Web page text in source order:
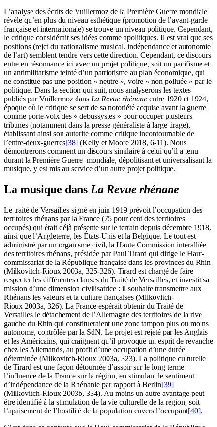
L’analyse des écrits de Vuillermoz de la Première Guerre mondiale
révèle qu’en plus du niveau esthétique (promotion de l’avant-garde
française et internationale) se trouve un niveau politique. Cependant,
le critique considérait ses idées comme apolitiques. Il est vrai que ses
positions (rejet du nationalisme musical, indépendance et autonomie
de l’art) semblent tendre vers cette direction. Cependant, ce discours
entre en résonnance ici avec un projet politique, soit un pacifisme et
un antimilitarisme teinté d’un patriotisme au plan économique, qui
ne constitue pas une position « neutre », voire « non polluée » par le
politique. Dans la section qui suit, nous analyserons les textes
publiés par Vuillermoz dans La Revue rhénane entre 1920 et 1924,
époque où le critique se sert de sa notoriété acquise avant la guerre
comme porte-voix des « debussystes » pour occuper plusieurs
tribunes (notamment dans la presse généraliste à large tirage),
établissant ainsi son autorité comme critique incontournable de
l’entre-deux-guerres[38] (Kelly et Moore 2018, 6-11). Nous
démontrerons comment un discours similaire à celui qu’il a tenu
durant la Première Guerre mondiale, dépolitisant et universalisant la
musique, y est mis au service d’un autre projet politique.
La musique dans La Revue rhénane
Le traité de Versailles signé en juin 1919 prévoit l’occupation des
territoires rhénans par la France (75 pour cent des territoires
occupés) qui était déjà présente sur le terrain depuis décembre 1918,
ainsi que l’Angleterre, les États-Unis et la Belgique. Le tout est
administré par un organisme civil, la Haute Commission interalliée
des territoires rhénans, présidée par Paul Tirard qui dirige le Haut-
commissariat de la République française dans les provinces du Rhin
(Milkovitch-Rioux 2003a, 325-326). Tirard est chargé de faire
respecter les différentes clauses du Traité de Versailles, et investit sa
mission d’une dimension civilisatrice : il souhaite transmettre aux
Rhénans les valeurs et la culture françaises (Milkovitch-
Rioux 2003a, 326). La France espérait obtenir du Traité de
Versailles le détachement de l’Allemagne des territoires de la rive
gauche du Rhin qui constitueraient une zone tampon plus ou moins
autonome, contrôlée par la SdN. Le projet est rejeté par les Anglais
et les Américains, qui craignent qu’il provoque un esprit de revanche
chez les Allemands, au profit d’une occupation d’une durée
déterminée (Milkovitch-Rioux 2003a, 323). La politique culturelle
de Tirard est une façon détournée d’assoir sur le long terme
l’influence de la France sur la région, en stimulant le sentiment
d’indépendance de la Rhénanie par rapport à Berlin[39]
(Milkovitch-Rioux 2003b, 334). Au moins un autre avantage peut
être identifié à la stimulation de la vie culturelle de la région, soit
l’apaisement de l’hostilité de la population envers l’occupant[40].